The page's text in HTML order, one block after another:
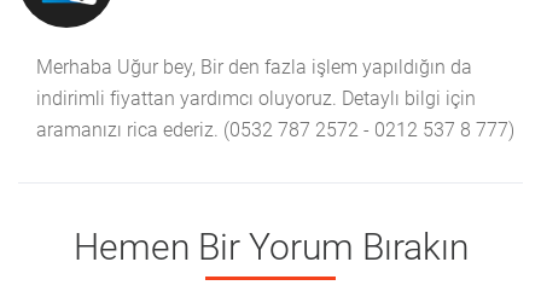
Merhaba Uğur bey, Bir den fazla işlem yapıldığın da
indirimli fiyattan yardımcı oluyoruz. Detaylı bilgi için
aramanızı rica ederiz. (0532 787 2572 - 0212 537 8 777)
Hemen Bir Yorum Bırakın